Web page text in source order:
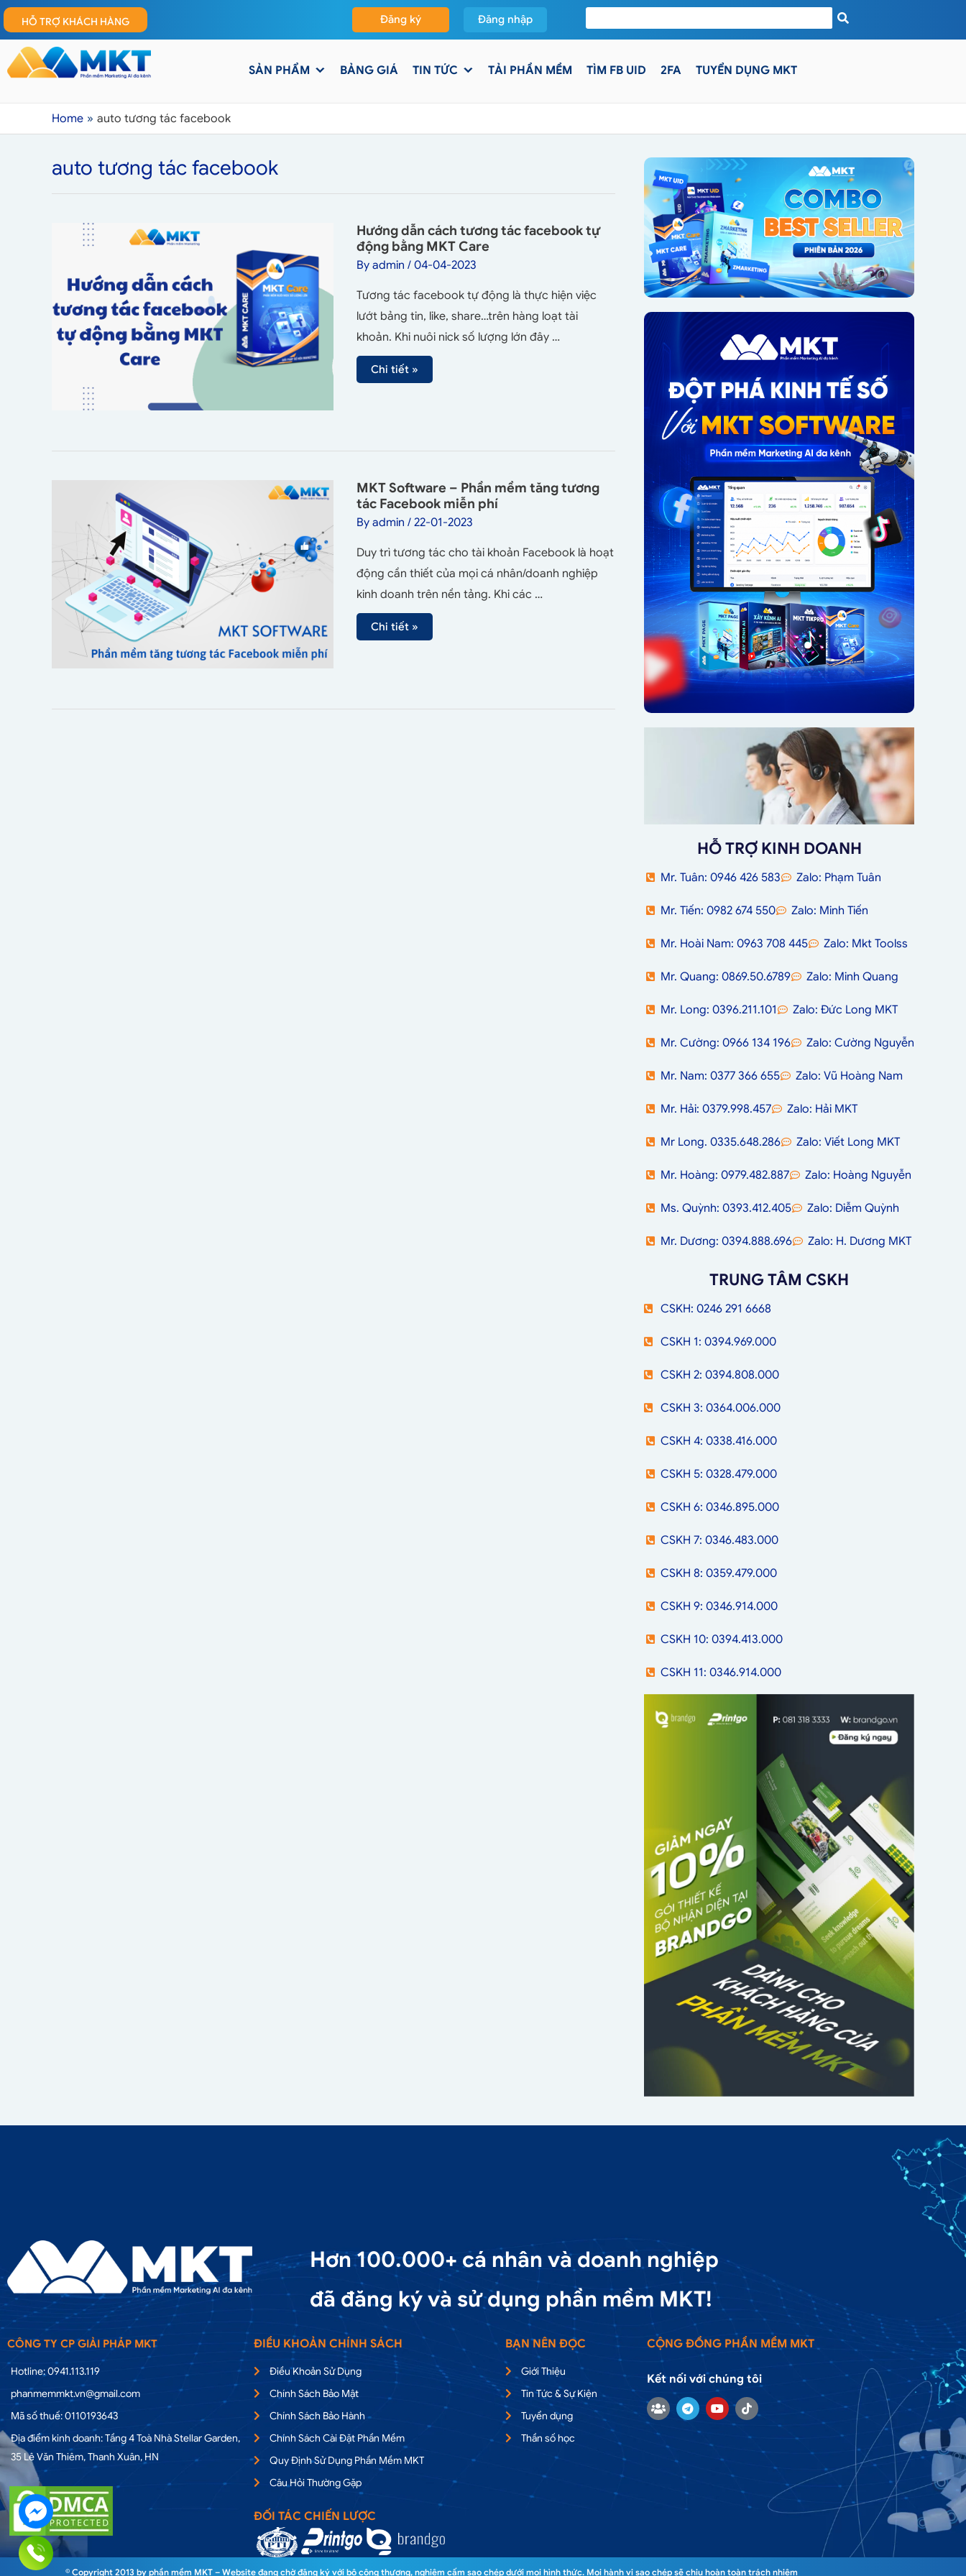
HỖ TRỢ KHÁCH HÀNG Đăng ký Đăng nhập
SẢN PHẨM BẢNG GIÁ TIN TỨC TẢI PHẦN MỀM TÌM FB UID 2FA TUYỂN DỤNG MKT
Home auto tương tác facebook
auto tương tác facebook
Hướng dẫn cách tương tác facebook tự
động bằng MKT Care
By admin / 04-04-2023
Tương tác facebook tự động là thực hiện việc
lướt bảng tin, like, share…trên hàng loạt tài
khoản. Khi nuôi nick số lượng lớn đây …
Chi tiết »
MKT Software – Phần mềm tăng tương
tác Facebook miễn phí
By admin / 22-01-2023
Duy trì tương tác cho tài khoản Facebook là hoạt
động cần thiết của mọi cá nhân/doanh nghiệp
kinh doanh trên nền tảng. Khi các …
Chi tiết »
HỖ TRỢ KINH DOANH
Mr. Tuân: 0946 426 583 Zalo: Phạm Tuân
Mr. Tiến: 0982 674 550 Zalo: Minh Tiến
Mr. Hoài Nam: 0963 708 445 Zalo: Mkt Toolss
Mr. Quang: 0869.50.6789 Zalo: Minh Quang
Mr. Long: 0396.211.101 Zalo: Đức Long MKT
Mr. Cường: 0966 134 196 Zalo: Cường Nguyễn
Mr. Nam: 0377 366 655 Zalo: Vũ Hoàng Nam
Mr. Hải: 0379.998.457 Zalo: Hải MKT
Mr Long. 0335.648.286 Zalo: Viết Long MKT
Mr. Hoàng: 0979.482.887 Zalo: Hoàng Nguyễn
Ms. Quỳnh: 0393.412.405 Zalo: Diễm Quỳnh
Mr. Dương: 0394.888.696 Zalo: H. Dương MKT
TRUNG TÂM CSKH
CSKH: 0246 291 6668
CSKH 1: 0394.969.000
CSKH 2: 0394.808.000
CSKH 3: 0364.006.000
CSKH 4: 0338.416.000
CSKH 5: 0328.479.000
CSKH 6: 0346.895.000
CSKH 7: 0346.483.000
CSKH 8: 0359.479.000
CSKH 9: 0346.914.000
CSKH 10: 0394.413.000
CSKH 11: 0346.914.000
Hơn 100.000+ cá nhân và doanh nghiệp
đã đăng ký và sử dụng phần mềm MKT!
CÔNG TY CP GIẢI PHÁP MKT
Hotline: 0941.113.119
phanmemmkt.vn@gmail.com
Mã số thuế: 0110193643
Địa điểm kinh doanh: Tầng 4 Toà Nhà Stellar Garden,
35 Lê Văn Thiêm, Thanh Xuân, HN
ĐIỀU KHOẢN CHÍNH SÁCH
Điều Khoản Sử Dụng
Chính Sách Bảo Mật
Chính Sách Bảo Hành
Chính Sách Cài Đặt Phần Mềm
Quy Định Sử Dụng Phần Mềm MKT
Câu Hỏi Thường Gặp
ĐỐI TÁC CHIẾN LƯỢC
BẠN NÊN ĐỌC
Giới Thiệu
Tin Tức & Sự Kiện
Tuyển dụng
Thần số học
CỘNG ĐỒNG PHẦN MỀM MKT
Kết nối với chúng tôi
© Copyright 2013 by phần mềm MKT – Website đang chờ đăng ký với bộ công thương, nghiêm cấm sao chép dưới mọi hình thức. Mọi hành vi sao chép sẽ chịu hoàn toàn trách nhiệm